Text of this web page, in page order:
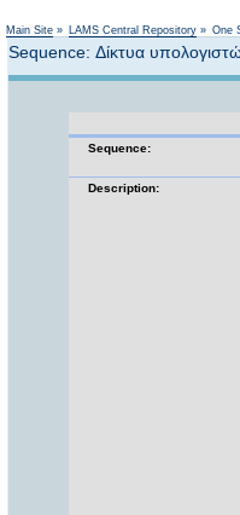
Main Site » LAMS Central Repository » One
Sequence: Δίκτυα
Sequence:
Description: